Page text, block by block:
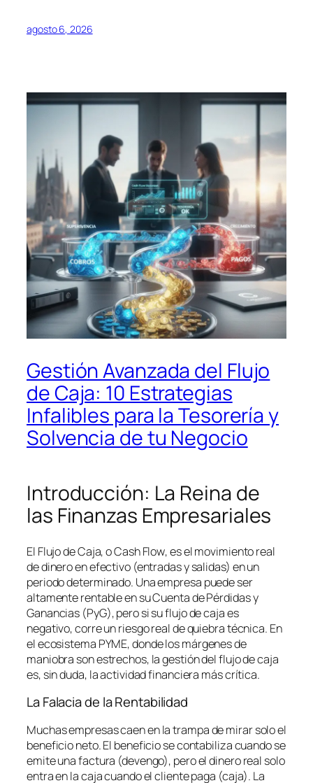
agosto 6, 2026
Gestión Avanzada del Flujo
de Caja: 10 Estrategias
Infalibles para la Tesorería y
Solvencia de tu Negocio
Introducción: La Reina de
las Finanzas Empresariales
El Flujo de Caja, oCash Flow, es el movimiento real
de dinero en efectivo (entradas y salidas) en un
periodo determinado. Una empresa puede ser
altamente rentable en su Cuenta de Pérdidas y
Ganancias (PyG), pero si su flujo de caja es
negativo, corre un riesgo real de quiebra técnica. En
el ecosistema PYME, donde los márgenes de
maniobra son estrechos, la gestión del flujo de caja
es, sin duda, la actividad financiera más crítica.
La Falacia de la Rentabilidad
Muchas empresas caen en la trampa de mirar solo el
beneficio neto. El beneficio se contabiliza cuando se
emite una factura (devengo), pero el dinero real solo
entra en la caja cuando el cliente paga (caja). La